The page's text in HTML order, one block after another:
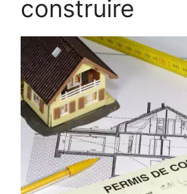
construire